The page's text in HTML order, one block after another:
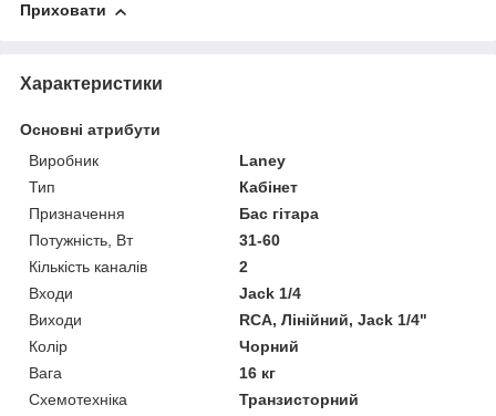
Приховати
Характеристики
Основні атрибути
Виробник
Laney
Тип
Кабінет
Призначення
Бас гітара
Потужність, Вт
31-60
Кількість каналів
2
Входи
Jack 1/4
Виходи
RCA, Лінійний, Jack 1/4"
Колір
Чорний
Вага
16 кг
Схемотехніка
Транзисторний